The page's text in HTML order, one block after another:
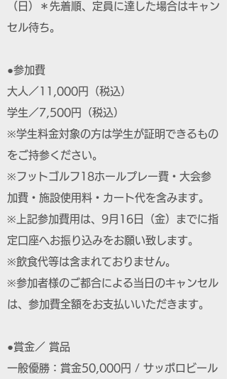
（日）＊先着順、定員に達した場合はキャン
セル待ち。
●参加費
大人／11,000円（税込）
学生／7,500円（税込）
※学生料金対象の方は学生が証明できるもの
をご持参ください。
※フットゴルフ18ホールプレー費・大会参
加費・施設使用料・カート代を含みます。
※上記参加費用は、9月16日（金）までに指
定口座へお振り込みをお願い致します。
※飲食代等は含まれておりません。
※参加者様のご都合による当日のキャンセル
は、参加費全額をお支払いいただきます。
●賞金／ 賞品
一般優勝：賞金50,000円 / サッポロビール